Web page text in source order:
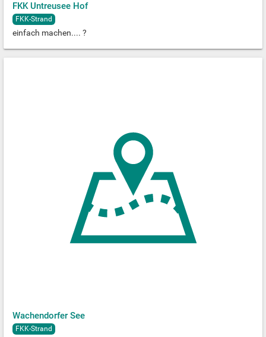
FKK Untreusee Hof
FKK-Strand
einfach machen.... ?
Wachendorfer See
FKK-Strand